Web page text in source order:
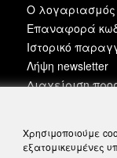
Ο λογαριασμός
Επαναφορά
Ιστορικό
Λήψη newsletter
Διαχείριση
Χρησιμοποιούμε
εξατομικευμένες